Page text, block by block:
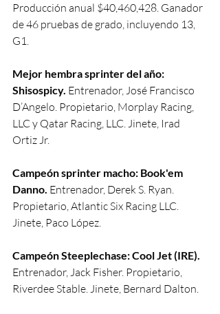
Producción anual $40,460,428. Ganador
de 46 pruebas de grado, incluyendo 13,
G1.
Mejor hembra sprinter del año:
Shisospicy. Entrenador, José Francisco
D’Angelo. Propietario, Morplay Racing,
LLC y Qatar Racing, LLC. Jinete, Irad
Ortiz Jr.
Campeón sprinter macho: Book'em
Danno. Entrenador, Derek S. Ryan.
Propietario, Atlantic Six Racing LLC.
Jinete, Paco López.
Campeón Steeplechase: Cool Jet (IRE).
Entrenador, Jack Fisher. Propietario,
Riverdee Stable. Jinete, Bernard Dalton.